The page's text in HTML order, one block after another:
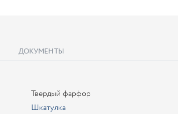
ДОКУМЕНТЫ
Твердый фарфор
Шкатулка